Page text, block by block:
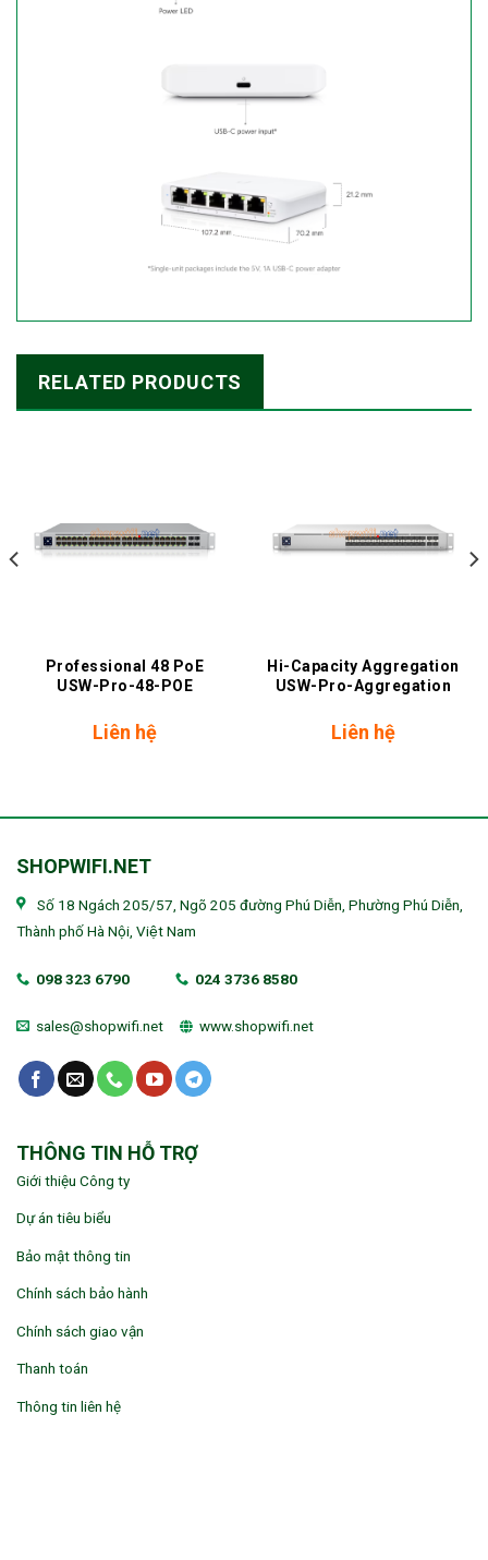
RELATED PRODUCTS
Professional 48 PoE
USW-Pro-48-POE
Liên hệ
Hi-Capacity Aggregation
USW-Pro-Aggregation
Liên hệ
SHOPWIFI.NET
Số 18 Ngách 205/57, Ngõ 205 đường Phú Diễn, Phường Phú Diễn,
Thành phố Hà Nội, Việt Nam
098 323 6790 024 3736 8580
sales@shopwifi.net www.shopwifi.net
THÔNG TIN HỖ TRỢ
Giới thiệu Công ty
Dự án tiêu biểu
Bảo mật thông tin
Chính sách bảo hành
Chính sách giao vận
Thanh toán
Thông tin liên hệ